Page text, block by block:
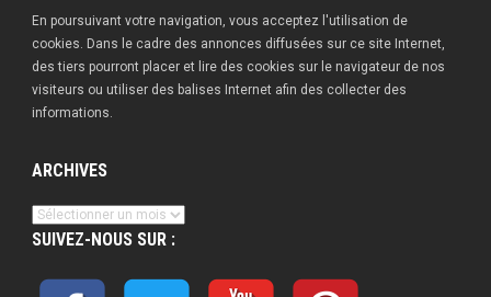
En poursuivant votre navigation, vous acceptez l'utilisation de
cookies. Dans le cadre des annonces diffusées sur ce site Internet,
des tiers pourront placer et lire des cookies sur le navigateur de nos
visiteurs ou utiliser des balises Internet afin des collecter des
informations.
ARCHIVES
Archives
SUIVEZ-NOUS SUR :